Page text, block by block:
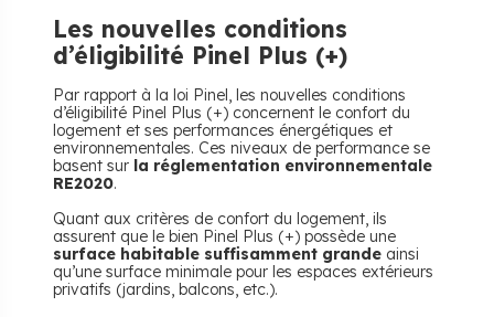
Les nouvelles conditions
d’éligibilité Pinel Plus (+)
Par rapport à la loi Pinel, les nouvelles conditions
d’éligibilité Pinel Plus (+) concernent le confort du
logement et ses performances énergétiques et
environnementales. Ces niveaux de performance se
basent sur la réglementation environnementale
RE2020.
Quant aux critères de confort du logement, ils
assurent que le bien Pinel Plus (+) possède une
surface habitable suffisamment grande ainsi
qu’une surface minimale pour les espaces extérieurs
privatifs (jardins, balcons, etc.).